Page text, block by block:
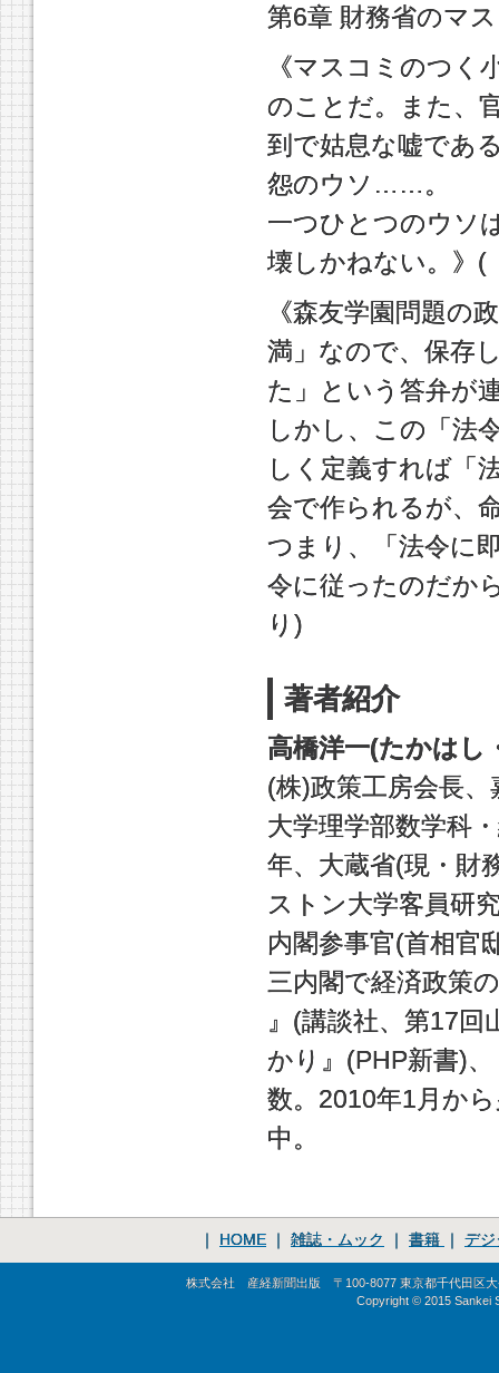
第6章 財務省のマ
《マスコミのつく
のことだ。また、
到で姑息な嘘であ
怨のウソ……。
一つひとつのウソ
壊しかねない。》(
《森友学園問題の
満」なので、保存
た」という答弁が
しかし、この「法
しく定義すれば「
会で作られるが、
つまり、「法令に
令に従ったのだか
り)
著者紹介
高橋洋一(たかはし
(株)政策工房会長
大学理学部数学科
年、大蔵省(現・財
ストン大学客員研
内閣参事官(首相官
三内閣で経済政策
』(講談社、第17
かり』(PHP新書)
数。2010年1月か
中。
HOME 雑誌・ムック 書籍 デ
株式会社 産経新聞出版 〒100-8077 東京都千代田区
Copyright © 2015 Sankei